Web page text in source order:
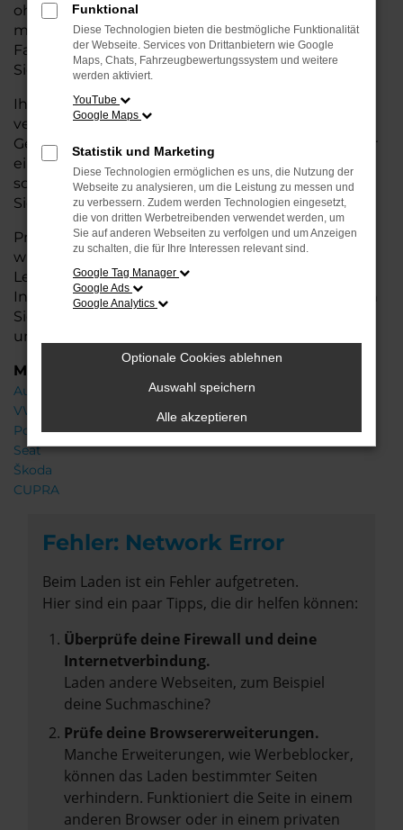
ohne auf Komfort und Qualität verzichten zu
müssen. Ob im Stadtverkehr oder für längere
Fahrten, der Fabia überzeugt durch Fahrkomfort,
Sicherheit und Wirtschaftlichkeit.
Ihr Škoda Autohaus in Nordenham ist Ihr
vertrauenswürdiger Partner, wenn es um
Gebrauchtwagen geht. Wir bieten Ihnen nicht nur
eine große Auswahl an geprüften Fahrzeugen,
sondern auch eine fachkundige Beratung, damit
Sie das für Sie passende Modell finden.
Profitieren Sie von unseren zusätzlichenServices
wie attraktiven Finanzierungsmöglichkeiten,
Leasingangeboten und der bequemen
Inzahlungnahme Ihres alten Fahrzeugs. Besuchen
Sie uns und überzeugen Sie sich von der Qualität
und dem Service, den wir Ihnen bieten!
Marken
Audi
VW
Porsche
Seat
Škoda
CUPRA
Fehler: Network Error
Beim Laden ist ein Fehler aufgetreten.
Hier sind ein paar Tipps, die dir helfen können:
Überprüfe deine Firewall und deine
Internetverbindung.
Laden andere Webseiten, zum Beispiel
deine Suchmaschine?
Prüfe deine Browsererweiterungen.
Manche Erweiterungen, wie Werbeblocker,
können das Laden bestimmter Seiten
verhindern. Funktioniert die Seite in einem
anderen Browser oder in einem privaten
Funktional
Diese Technologien bieten die bestmögliche Funktionalität
der Webseite. Services von Drittanbietern wie Google
Maps, Chats, Fahrzeugbewertungssystem und weitere
werden aktiviert.
YouTube
Google Maps
Statistik und Marketing
Diese Technologien ermöglichen es uns, die Nutzung der
Webseite zu analysieren, um die Leistung zu messen und
zu verbessern. Zudem werden Technologien eingesetzt,
die von dritten Werbetreibenden verwendet werden, um
Sie auf anderen Webseiten zu verfolgen und um Anzeigen
zu schalten, die für Ihre Interessen relevant sind.
Google Tag Manager
Google Ads
Google Analytics
Optionale Cookies ablehnen
Auswahl speichern
Alle akzeptieren